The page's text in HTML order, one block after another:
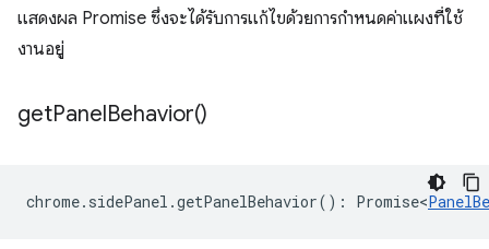
แสดงผล Promise ซึ่งจะได้รับการแก้ไขด้วยการกำหนดค่าแผงที่ใช้
งานอยู่
getPanelBehavior()
chrome. sidePanel .getPanelBehavior() : Promise<